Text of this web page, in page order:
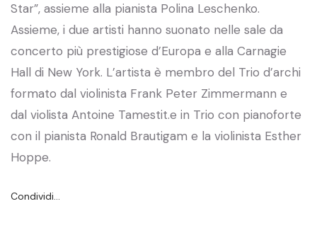
Star”, assieme alla pianista Polina Leschenko.
Assieme, i due artisti hanno suonato nelle sale da
concerto più prestigiose d’Europa e alla Carnagie
Hall di New York. L’artista è membro del Trio d’archi
formato dal violinista Frank Peter Zimmermann e
dal violista Antoine Tamestit.e in Trio con pianoforte
con il pianista Ronald Brautigam e la violinista Esther
Hoppe.
Condividi…